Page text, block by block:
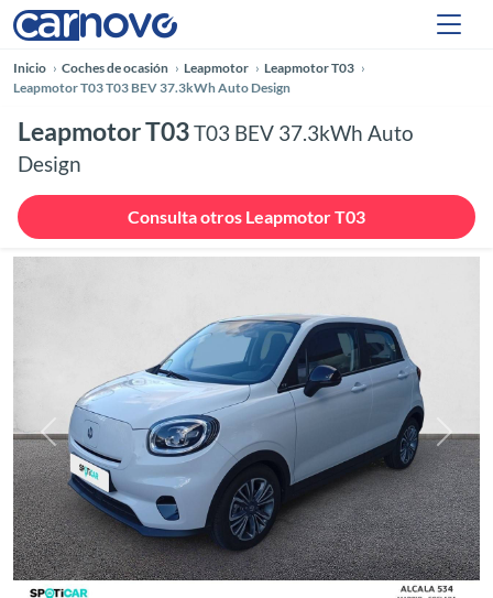
Inicio Coches de ocasión Leapmotor
Leapmotor T03
Leapmotor T03 T03 BEV 37.3kWh Auto Design
Leapmotor T03T03 BEV 37.3kWh Auto
Design
Consulta otros Leapmotor T03
Anterior